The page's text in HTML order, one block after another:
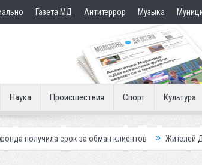
Газета МД Антитеррор Музыка
Наука Происшествия Спорт Культура
за обман клиентов Жителей Дагестана